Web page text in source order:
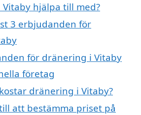
hjälpa till med?
3 erbjudanden för
för dränering i Vitaby
företag
dränering i Vitaby?
att bestämma priset på